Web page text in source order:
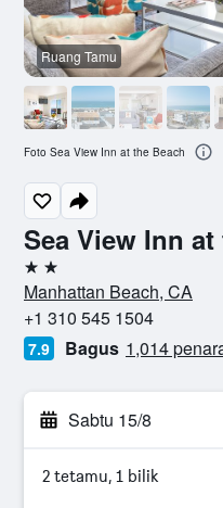
Sea View Inn
2 bintang
Manhattan Beach, CA
+1 310 545 1504
7.9 Bagus 1,014
Sabtu 15/8
2 tetamu, 1 bilik
Ruang Tamu
Foto Sea View Inn at the Beach